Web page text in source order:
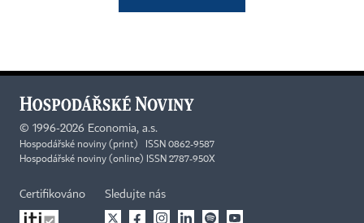
© 1996-2026 Economia, a.s.
Hospodářské noviny (print) ISSN 0862-9587
Hospodářské noviny (online) ISSN 2787-950X
Certifikováno Sledujte nás